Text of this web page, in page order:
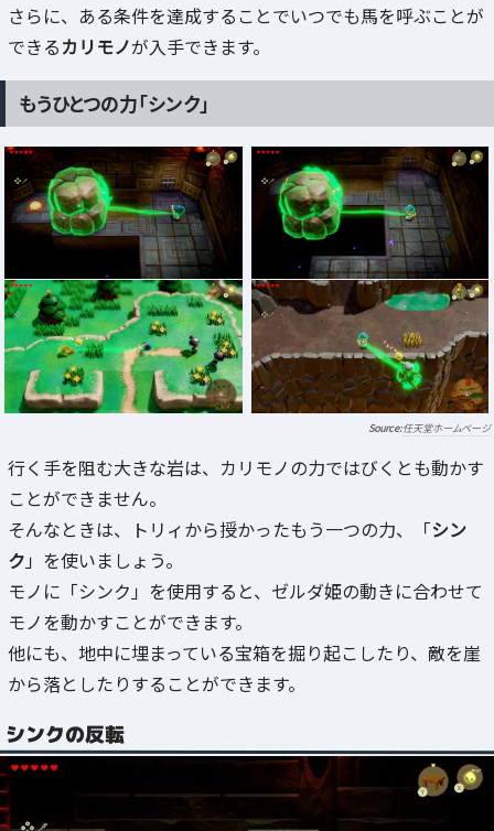
さらに、ある条件を達成することでいつでも馬を呼ぶことが
できるカリモノが入手できます。
もうひとつの力「シンク」
任天堂ホームページ
行く手を阻む大きな岩は、カリモノの力ではびくとも動かす
ことができません。
そんなときは、トリィから授かったもう一つの力、「シン
ク 」を使いましょう。
モノに「シンク」を使用すると、ゼルダ姫の動きに合わせて
モノを動かすことができます。
他にも、地中に埋まっている宝箱を掘り起こしたり、敵を崖
から落としたりすることができます。
シンクの反転